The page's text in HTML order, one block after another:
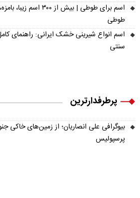
اسم برای طوطی | بیش
طوطی
اسم انواع شیرینی خشک ایرانی: راهنمای
سنتی
پرطرفدارترین
بیوگرافی علی انصاریان؛ از زمین‌های خاکی
پرسپولیس